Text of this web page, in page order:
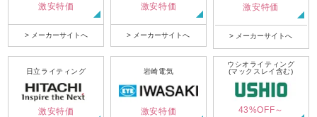
激安特価
> メーカーサイトへ
激安特価
> メーカーサイトへ
激安特価
> メーカーサイトへ
日立ライティング
激安特価
岩崎電気
激安特価
ウシオライティング
(マックスレイ含む)
43%OFF～